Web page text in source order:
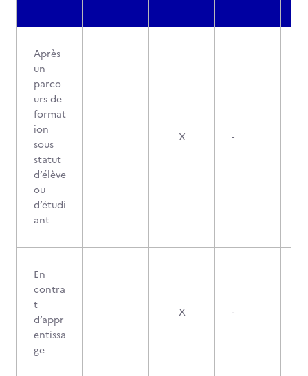
Après
un
parco
urs de
format
ion
sous
statut
d’élève
ou
d’étudi
ant
X -
En
contra
t
d’appr
entissa
ge
X -